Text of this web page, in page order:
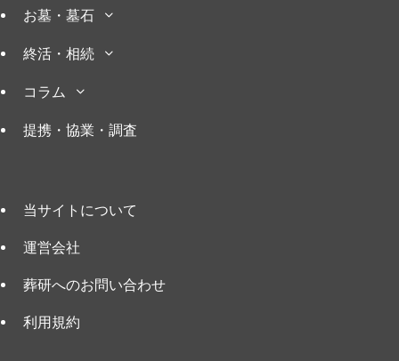
お墓・墓石
終活・相続
コラム
提携・協業・調査
当サイトについて
運営会社
葬研へのお問い合わせ
利用規約